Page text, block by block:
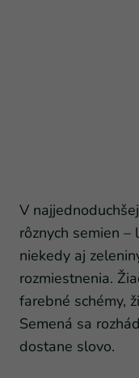
V
rôznych semien
niekedy aj
rozmiestnenia.
farebné schémy,
Semená sa
dostane slovo.